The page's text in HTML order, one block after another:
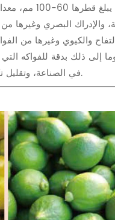
تهدف إلى
والكيوي وغيرها من
في الصناعة، وتقليل تكاليف العمالة ، ضمان جودة المنتج، وتحسين الاقتصاد، والمنفعة.